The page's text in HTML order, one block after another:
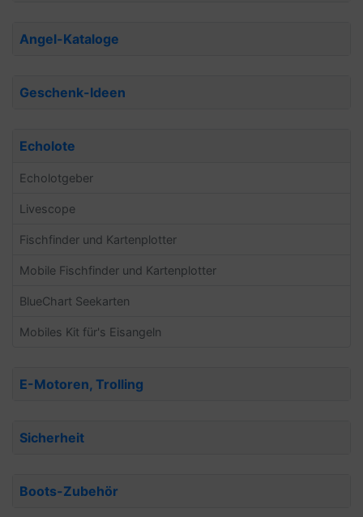
Angel-Kataloge
Geschenk-Ideen
Echolote
Echolotgeber
Livescope
Fischfinder und Kartenplotter
Mobile Fischfinder und Kartenplotter
BlueChart Seekarten
Mobiles Kit für's Eisangeln
E-Motoren, Trolling
Sicherheit
Boots-Zubehör